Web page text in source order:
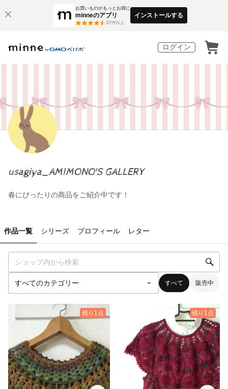
お買いものがもっとお得に
minneのアプリ
3万件以上
インストールする
ログイン
usagiya_AMIMONO'S GALLERY
春にぴったりの商品をご紹介中です！
作品一覧 シリーズ プロフィール レター
すべて 販売中
残り1点 残り1点